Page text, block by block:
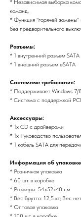
* Независимая выборка
команд.
* Функция "горячей замены"
без предварительного
Разъемы:
* 1 внутренний разъем SATA
* 1 внешний разъем eSATA
Системные требования:
* Поддерживает Windows 7/
* Система с поддержкой
Аксессуары:
* 1x CD с драйверами
* 1x Руководство
* 1 кабель SATA для
Информация об
* Розничная упаковка
* 60 шт. в коробке
* Размеры: 54х52х40 см
* Вес брутто: 12,5 кг; Вес
* Оптовая упаковка